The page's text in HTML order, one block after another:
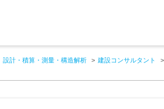
設計・積算・測量・構造解析 建設コンサルタント